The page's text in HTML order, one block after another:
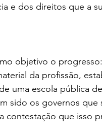
e dos direitos que a
objetivo o
da profissão,
uma escola pública
sido os governos que
contestação que isso